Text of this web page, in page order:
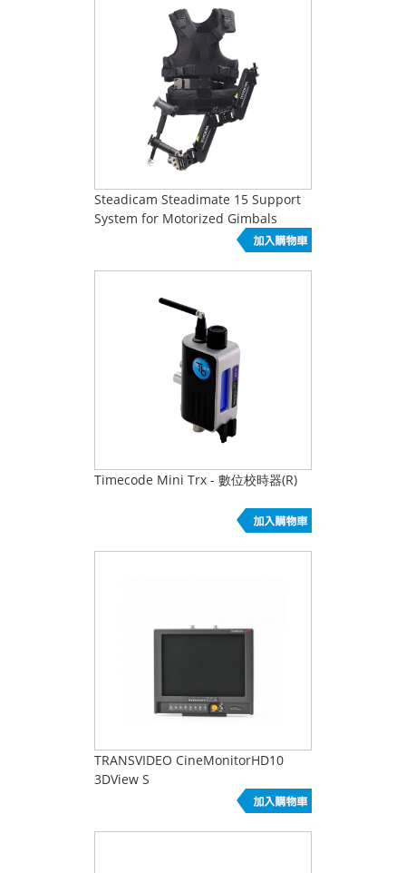
Steadicam Steadimate 15 Support
System for Motorized Gimbals
Timecode Mini Trx - 數位校時器(R)
TRANSVIDEO CineMonitorHD10
3DView S